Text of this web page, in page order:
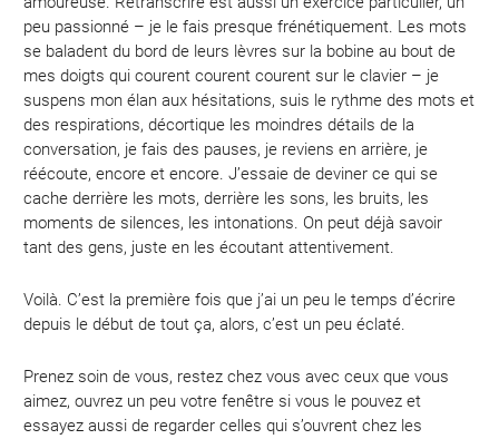
peu passionné – je le fais presque frénétiquement. Les mots
se baladent du bord de leurs lèvres sur la bobine au bout de
mes doigts qui courent courent courent sur le clavier – je
suspens mon élan aux hésitations, suis le rythme des mots et
des respirations, décortique les moindres détails de la
conversation, je fais des pauses, je reviens en arrière, je
réécoute, encore et encore. J’essaie de deviner ce qui se
cache derrière les mots, derrière les sons, les bruits, les
moments de silences, les intonations. On peut déjà savoir
tant des gens, juste en les écoutant attentivement.
Voilà. C’est la première fois que j’ai un peu le temps d’écrire
depuis le début de tout ça, alors, c’est un peu éclaté.
Prenez soin de vous, restez chez vous avec ceux que vous
aimez, ouvrez un peu votre fenêtre si vous le pouvez et
essayez aussi de regarder celles qui s’ouvrent chez les